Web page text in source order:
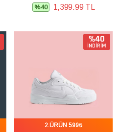
%40 1,399.99 TL
%40
İNDİRİM
2.ÜRÜN 599₺